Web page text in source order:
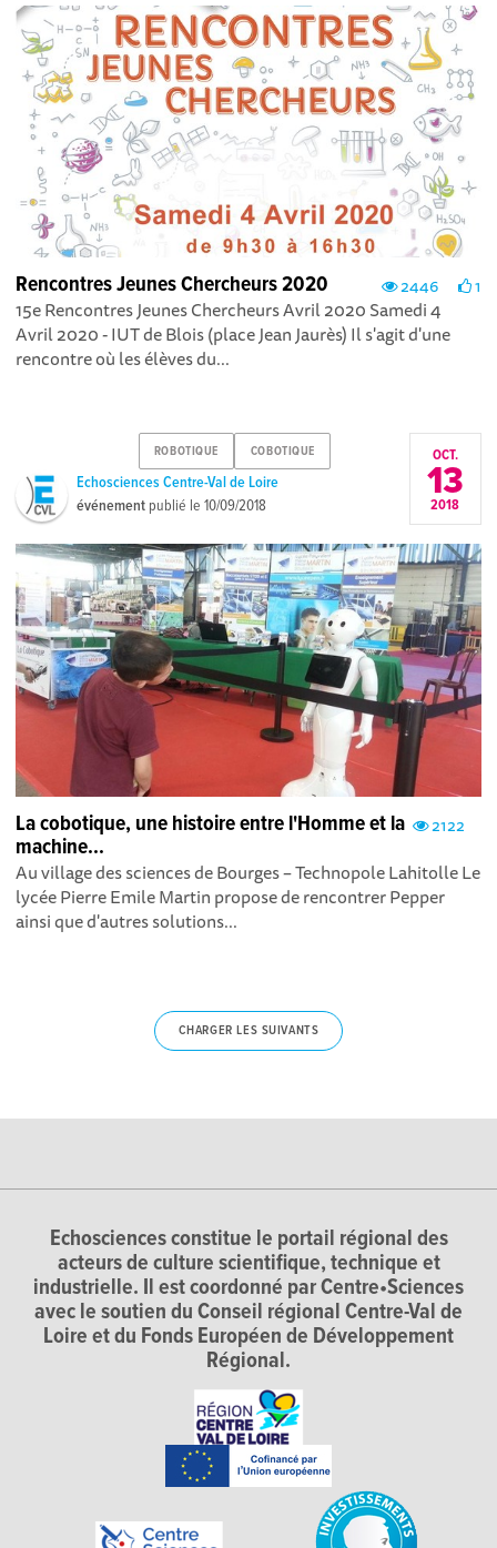
2446 1
Rencontres Jeunes Chercheurs 2020
15e Rencontres Jeunes Chercheurs Avril 2020 Samedi 4
Avril 2020 - IUT de Blois (place Jean Jaurès) Il s'agit d'une
rencontre où les élèves du...
ROBOTIQUE COBOTIQUE
Echosciences Centre-Val de Loire
événement publié le10/09/2018
OCT.
13
2018
2122
La cobotique, une histoire entre l'Homme et la
machine...
Au village des sciences de Bourges – Technopole Lahitolle Le
lycée Pierre Emile Martin propose de rencontrer Pepper
ainsi que d'autres solutions...
CHARGER LES SUIVANTS
Echosciences constitue le portail régional des
acteurs de culture scientifique, technique et
industrielle. Il est coordonné par Centre•Sciences
avec le soutien du Conseil régional Centre-Val de
Loire et du Fonds Européen de Développement
Régional.